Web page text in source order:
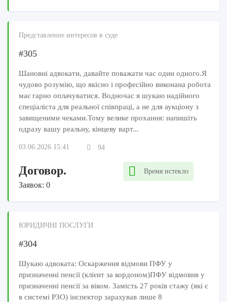
Представление интересов в суде
#305
Шановні адвокати, давайте поважати час один одного.Я
чудово розумію, що якісно і професійно виконана робота
має гарно оплачуватися. Водночас я шукаю надійного
спеціаліста для реальної співпраці, а не для аукціону з
завищеними чеками.Тому велике прохання: напишіть
одразу вашу реальну, кінцеву варт...
03.06.2026 15:41 94
Договор.
Заявок: 0
Время истекло
ЮРИДИЧНІ ПОСЛУГИ
#304
Шукаю адвоката: Оскарження відмови ПФУ у
призначенні пенсії (клієнт за кордоном)ПФУ відмовив у
призначенні пенсії за віком. Замість 27 років стажу (які є
в системі РЗО) інспектор зарахував лише 8